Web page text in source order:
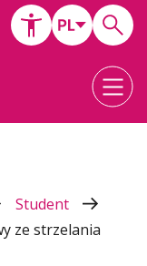
Student
ze strzelania